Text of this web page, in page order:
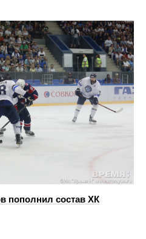
пополнил состав ХК